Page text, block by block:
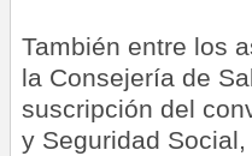
También entre los
la Consejería de
suscripción del
y Seguridad